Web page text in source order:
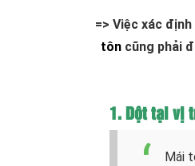
=> Việc xác
tôncũng phải
1. Dột tại vị
Mái